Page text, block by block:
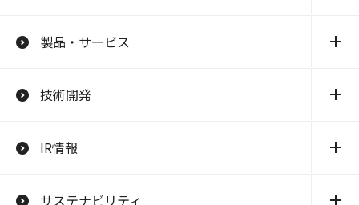
製品・サービス
技術開発
IR情報
サステナビリティ